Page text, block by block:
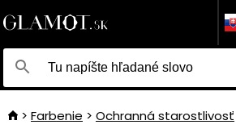
Farbenie Ochranná starostlivosť